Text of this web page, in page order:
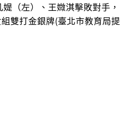
（左）、王媺淇擊敗對手，
雙打金銀牌(臺北市教育局提